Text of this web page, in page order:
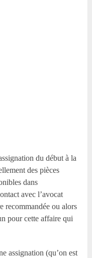
du début à la
des pièces
dans
avec l’avocat
recommandée ou alors
pour cette affaire qui
assignation (qu’on est